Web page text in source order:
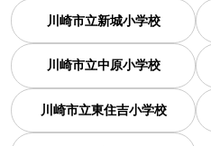
川崎市立新城小学校
川崎市立中原小学校
川崎市立東住吉小学校